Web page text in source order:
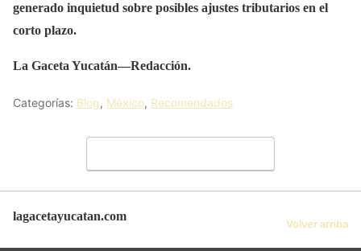
generado inquietud sobre posibles ajustes tributarios en el
corto plazo.
La Gaceta Yucatán—Redacción.
Categorías: Blog, México, Recomendados
lagacetayucatan.com
Volver arriba